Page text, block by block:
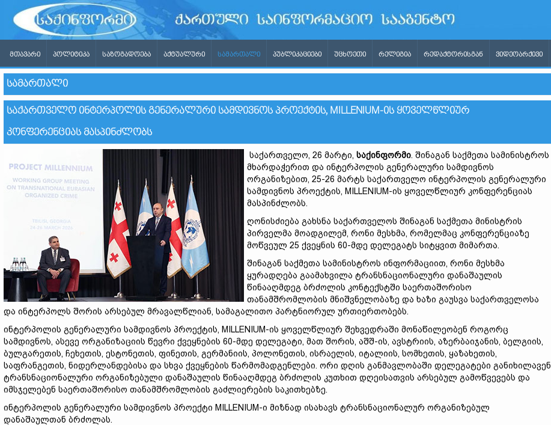
ᲛᲗᲐᲕᲐᲠᲘ ᲞᲝᲚᲘᲢᲘᲙᲐ ᲡᲐᲖᲝᲒᲐᲓᲝᲔᲑᲐ ᲐᲥᲢᲣᲐᲚᲣᲠᲘ ᲡᲐᲛᲐᲠᲗᲐᲚᲘ ᲞᲣᲑᲚᲘᲙᲐᲪᲘᲔᲑᲘ ᲣᲪᲮᲝᲔᲗᲘ ᲠᲔᲚᲘᲒᲘᲐ ᲠᲔᲓᲐᲥᲢᲝᲠᲘᲡᲒᲐᲜ ᲕᲘᲓᲔᲝᲐᲠᲥᲘᲕᲘ
ᲡᲐᲛᲐᲠᲗᲐᲚᲘ
ᲡᲐᲥᲐᲠᲗᲕᲔᲚᲝ ᲘᲜᲢᲔᲠᲞᲝᲚᲘᲡ ᲒᲔᲜᲔᲠᲐᲚᲣᲠᲘ ᲡᲐᲛᲓᲘᲕᲜᲝᲡ ᲞᲠᲝᲔᲥᲢᲘᲡ, MILLENIUM-ᲘᲡ ᲧᲝᲕᲔᲚᲬᲚᲘᲣᲠ
ᲙᲝᲜᲤᲔᲠᲔᲜᲪᲘᲐᲡ ᲛᲐᲡᲞᲘᲜᲫᲚᲝᲑᲡ
საქართველო, 26 მარტი, საქინფორმი. შინაგან საქმეთა სამინისტროს
მხარდაჭერით და ინტერპოლის გენერალური სამდივნოს
ორგანიზებით, 25-26 მარტს საქართველო ინტერპოლის გენერალური
სამდივნოს პროექტის, MILLENIUM-ის ყოველწლიურ კონფერენციას
მასპინძლობს.
ღონისძიება გახსნა საქართველოს შინაგან საქმეთა მინისტრის
პირველმა მოადგილემ, რონი მესხმა, რომელმაც კონფერენციაზე
მოწვეულ 25 ქვეყნის 60-მდე დელეგატს სიტყვით მიმართა.
შინაგან საქმეთა სამინისტროს ინფორმაციით, რონი მესხმა
ყურადღება გაამახვილა ტრანსნაციონალური დანაშაულის
წინააღმდეგ ბრძოლის კონტექსტში საერთაშორისო
თანამშრომლობის მნიშვნელობაზე და ხაზი გაუსვა საქართველოსა
და ინტერპოლს შორის არსებულ მრავალწლიან, სამაგალითო პარტნიორულ ურთიერთობებს.
ინტერპოლის გენერალური სამდივნოს პროექტის, MILLENIUM-ის ყოველწლიურ შეხვედრაში მონაწილეობენ როგორც
სამდივნოს, ასევე ორგანიზაციის წევრი ქვეყნების 60-მდე დელეგატი, მათ შორის, აშშ-ის, ავსტრიის, აზერბაიჯანის, ბელგიის,
ბულგარეთის, ჩეხეთის, ესტონეთის, ფინეთის, გერმანიის, პოლონეთის, ისრაელის, იტალიის, სომხეთის, ყაზახეთის,
საფრანგეთის, ნიდერლანდებისა და სხვა ქვეყნების წარმომადგენლები. ორი დღის განმავლობაში დელეგატები განიხილავენ
ტრანსნაციონალური ორგანიზებული დანაშაულის წინააღმდეგ ბრძოლის კუთხით დღეისათვის არსებულ გამოწვევებს და
იმსჯელებენ საერთაშორისო თანამშრომლობის გაძლიერების საკითხებზე.
ინტერპოლის გენერალური სამდივნოს პროექტი MILLENIUM-ი მიზნად ისახავს ტრანსნაციონალურ ორგანიზებულ
დანაშაულთან ბრძოლას.